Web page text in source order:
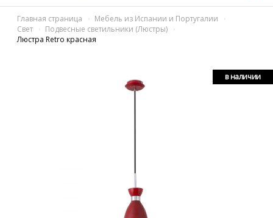
Главная страница
Мебель из Испании и Португалии
Свет
Подвесные светильники (Люстры)
Люстра Retro красная
в наличии